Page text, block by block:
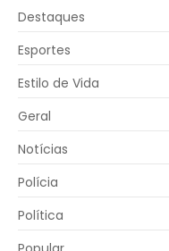
Destaques
Esportes
Estilo de Vida
Geral
Notícias
Polícia
Política